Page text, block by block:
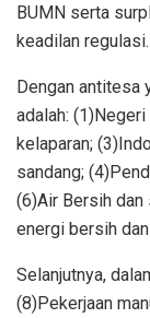
BUMN serta
keadilan regulasi.
Dengan antitesa
adalah:
kelaparan;
sandang;
(6)Air Bersih
energi bersih
Selanjutnya,
(8)Pekerjaan